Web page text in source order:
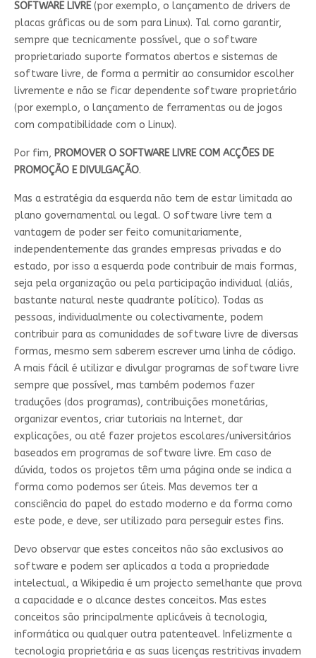
SOFTWARE LIVRE(por exemplo, o lançamento de drivers de
placas gráficas ou de som para Linux). Tal como garantir,
sempre que tecnicamente possível, que o software
proprietariado suporte formatos abertos e sistemas de
software livre, de forma a permitir ao consumidor escolher
livremente e não se ficar dependente software proprietário
(por exemplo, o lançamento de ferramentas ou de jogos
com compatibilidade com o Linux).
Por fim, PROMOVER O SOFTWARE LIVRE COM ACÇÕES DE
PROMOÇÃO E DIVULGAÇÃO.
Mas a estratégia da esquerda não tem de estar limitada ao
plano governamental ou legal. O software livre tem a
vantagem de poder ser feito comunitariamente,
independentemente das grandes empresas privadas e do
estado, por isso a esquerda pode contribuir de mais formas,
seja pela organização ou pela participação individual (aliás,
bastante natural neste quadrante político). Todas as
pessoas, individualmente ou colectivamente, podem
contribuir para as comunidades de software livre de diversas
formas, mesmo sem saberem escrever uma linha de código.
A mais fácil é utilizar e divulgar programas de software livre
sempre que possível, mas também podemos fazer
traduções (dos programas), contribuições monetárias,
organizar eventos, criar tutoriais na Internet, dar
explicações, ou até fazer projetos escolares/universitários
baseados em programas de software livre. Em caso de
dúvida, todos os projetos têm uma página onde se indica a
forma como podemos ser úteis. Mas devemos ter a
consciência do papel do estado moderno e da forma como
este pode, e deve, ser utilizado para perseguir estes fins.
Devo observar que estes conceitos não são exclusivos ao
software e podem ser aplicados a toda a propriedade
intelectual, a Wikipedia é um projecto semelhante que prova
a capacidade e o alcance destes conceitos. Mas estes
conceitos são principalmente aplicáveis à tecnologia,
informática ou qualquer outra patenteavel. Infelizmente a
tecnologia proprietária e as suas licenças restritivas invadem